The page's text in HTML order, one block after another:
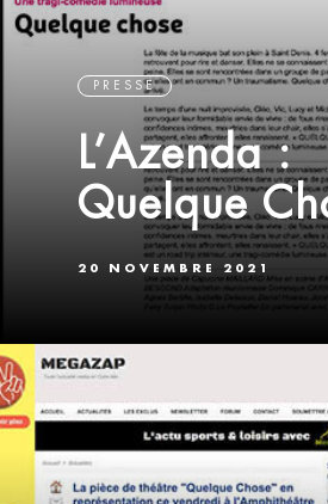
PRESSE
L’Azenda :
Quelque
20 NOVEMBRE 2021